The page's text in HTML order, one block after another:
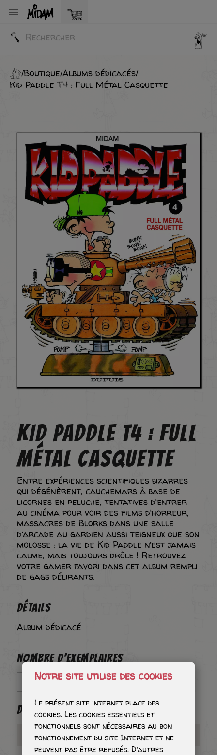

Boutique Albums dédicacés
Kid Paddle T4 : Full Métal Casquette
KID PADDLE T4 : FULL
MÉTAL CASQUETTE
Entre expériences scientifiques bizarres
qui dégénèrent, cauchemars à base de
licornes en peluche, tentatives d'entrer
au cinéma pour voir des films d'horreur,
massacres de Blorks dans une salle
d’arcade au gardien aussi teigneux que son
molosse : la vie de Kid Paddle n’est jamais
calme, mais toujours drôle ! Retrouvez
votre gamer favori dans cet album rempli
de gags délirants.
DÉTAILS
Album dédicacé
NOMBRE D'EXEMPLAIRES
DÉDICACE
Notre site utilise des cookies
Le présent site internet place des
cookies. Les cookies essentiels et
fonctionnels sont nécessaires au bon
fonctionnement du site Internet et ne
peuvent pas être refusés. D’autres